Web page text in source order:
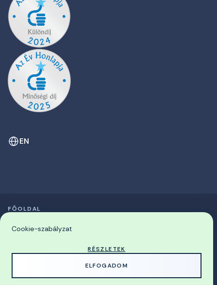
EN
© 2026 Miskolci Egyetem
FŐOLDAL
Cookie-szabályzat
RÉSZLETEK
ELFOGADOM